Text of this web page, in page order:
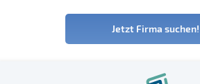
Jetzt Firma suchen!